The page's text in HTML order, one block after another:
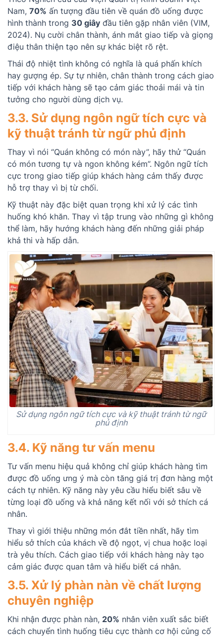
Nam, 70% ấn tượng đầu tiên về quán đồ uống được
hình thành trong 30 giây đầu tiên gặp nhân viên (VIM,
2024). Nụ cười chân thành, ánh mắt giao tiếp và giọng
điệu thân thiện tạo nên sự khác biệt rõ rệt.
Thái độ nhiệt tình không có nghĩa là quá phấn khích
hay gượng ép. Sự tự nhiên, chân thành trong cách giao
tiếp với khách hàng sẽ tạo cảm giác thoải mái và tin
tưởng cho người dùng dịch vụ.
3.3. Sử dụng ngôn ngữ tích cực và
kỹ thuật tránh từ ngữ phủ định
Thay vì nói “Quán không có món này”, hãy thử “Quán
có món tương tự và ngon không kém”. Ngôn ngữ tích
cực trong giao tiếp giúp khách hàng cảm thấy được
hỗ trợ thay vì bị từ chối.
Kỹ thuật này đặc biệt quan trọng khi xử lý các tình
huống khó khăn. Thay vì tập trung vào những gì không
thể làm, hãy hướng khách hàng đến những giải pháp
khả thi và hấp dẫn.
Sử dụng ngôn ngữ tích cực và kỹ thuật tránh từ ngữ
phủ định
3.4. Kỹ năng tư vấn menu
Tư vấn menu hiệu quả không chỉ giúp khách hàng tìm
được đồ uống ưng ý mà còn tăng giá trị đơn hàng một
cách tự nhiên. Kỹ năng này yêu cầu hiểu biết sâu về
từng loại đồ uống và khả năng kết nối với sở thích cá
nhân.
Thay vì giới thiệu những món đắt tiền nhất, hãy tìm
hiểu sở thích của khách về độ ngọt, vị chua hoặc loại
trà yêu thích. Cách giao tiếp với khách hàng này tạo
cảm giác được quan tâm và hiểu biết cá nhân.
3.5. Xử lý phàn nàn về chất lượng
chuyên nghiệp
Khi nhận được phàn nàn, 20% nhân viên xuất sắc biết
cách chuyển tình huống tiêu cực thành cơ hội củng cố